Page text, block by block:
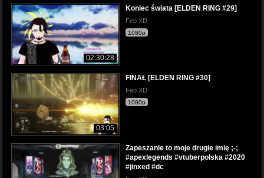
02:30:28
Koniec świata [ELDEN RING #29]
Feo XD
1080p
03:05
FINAŁ [ELDEN RING #30]
Feo XD
1080p
Zapeszanie to moje drugie imię ;-;
#apexlegends #vtuberpolska #2020
#jinxed #dc